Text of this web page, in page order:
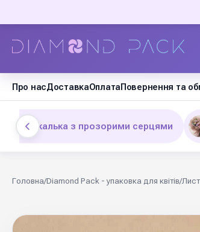
Про насДоставкаОплатаПовернення та
Щільна калька з прозорими серцями
Головна/Diamond Pack - упаковка для квітів/